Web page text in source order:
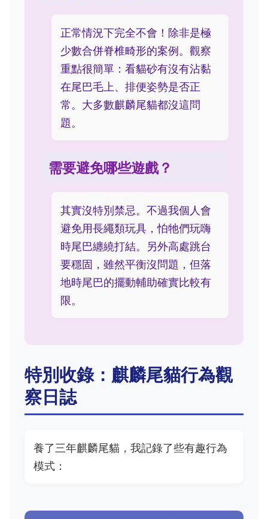
正常情況下完全不會！除非是極
少數合併脊椎畸形的案例。觀察
重點很簡單：看貓砂有沒有沾黏
在尾巴毛上、排便姿勢是否正
常。大多數麒麟尾貓都沒這問
題。
需要避免哪些遊戲？
其實沒特別禁忌。不過我個人會
避免用長繩類玩具，怕牠們玩嗨
時尾巴纏繞打結。另外高處跳台
要穩固，雖然平衡沒問題，但落
地時尾巴的擺動輔助確實比較有
限。
特別收錄：麒麟尾貓行為觀
察日誌
養了三年麒麟尾貓，我記錄了些有趣行為
模式：